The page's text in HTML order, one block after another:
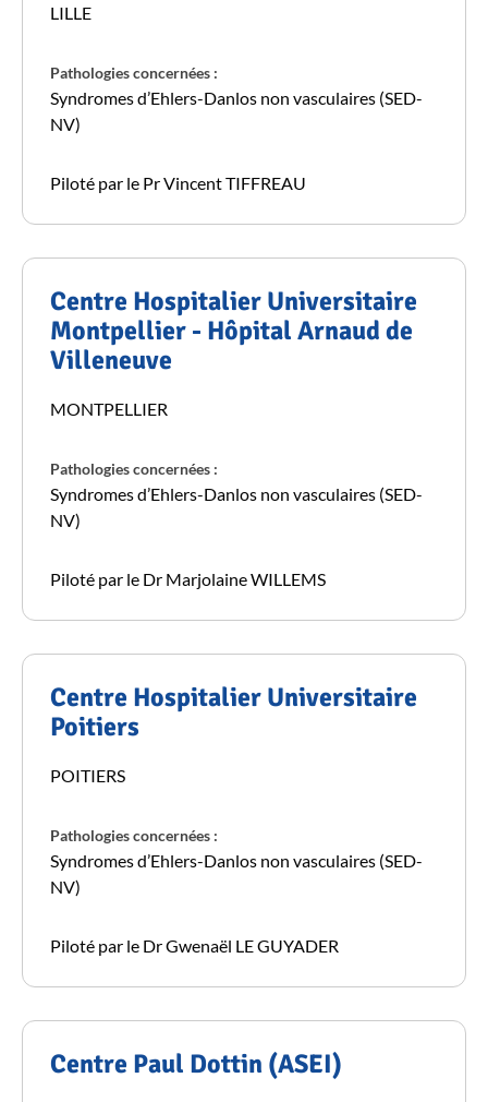
LILLE
Pathologies concernées :
Syndromes d’Ehlers-Danlos non vasculaires (SED-
NV)
Piloté par le Pr Vincent TIFFREAU
Centre Hospitalier Universitaire
Montpellier - Hôpital Arnaud de
Villeneuve
MONTPELLIER
Pathologies concernées :
Syndromes d’Ehlers-Danlos non vasculaires (SED-
NV)
Piloté par le Dr Marjolaine WILLEMS
Centre Hospitalier Universitaire
Poitiers
POITIERS
Pathologies concernées :
Syndromes d’Ehlers-Danlos non vasculaires (SED-
NV)
Piloté par le Dr Gwenaël LE GUYADER
Centre Paul Dottin (ASEI)